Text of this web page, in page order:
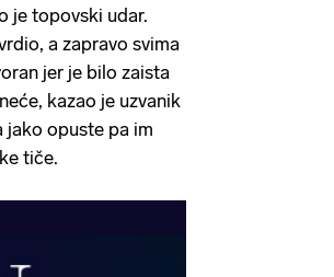
je topovski udar.
a zapravo svima
jer je bilo zaista
kazao je uzvanik
jako opuste pa im
tiče.